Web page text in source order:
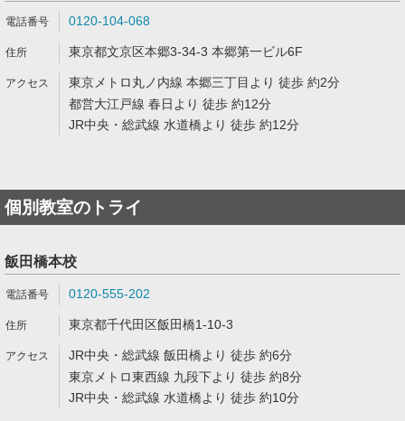
0120-104-068
東京都文京区本郷3-34-3 本郷第一ビル6F
東京メトロ丸ノ内線 本郷三丁目より 徒歩 約2分
都営大江戸線 春日より 徒歩 約12分
JR中央・総武線 水道橋より 徒歩 約12分
個別教室のトライ
飯田橋本校
0120-555-202
東京都千代田区飯田橋1-10-3
JR中央・総武線 飯田橋より 徒歩 約6分
東京メトロ東西線 九段下より 徒歩 約8分
JR中央・総武線 水道橋より 徒歩 約10分